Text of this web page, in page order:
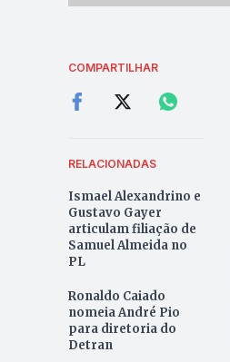
COMPARTILHAR
RELACIONADAS
Ismael Alexandrino e
Gustavo Gayer
articulam filiação de
Samuel Almeida no
PL
Ronaldo Caiado
nomeia André Pio
para diretoria do
Detran